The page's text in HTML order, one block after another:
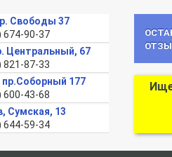
Свободы 37
674-90-37
Центральный, 67
821-87-33
177
600-43-68
Сумская, 13
644-59-34